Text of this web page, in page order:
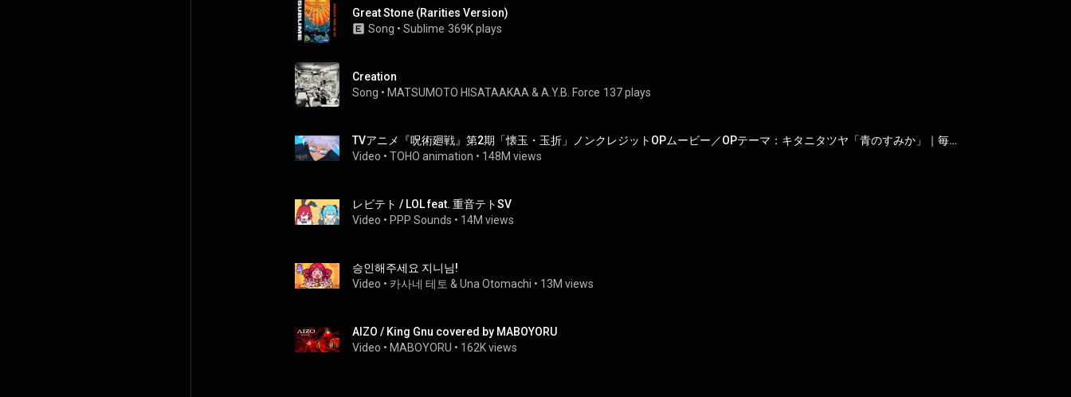
Great Stone (Rarities Version)
Song • Sublime 369K plays
Creation
Song • MATSUMOTO HISATAAKAA & A.Y.B. Force 137 plays
TVアニメ『呪術廻戦』第2期「懐玉・玉折」ノンクレジットOPムービー／OPテーマ：キタニタツヤ「青のすみか」｜毎週木曜夜11時56分～MBS/TBS系列全国28局にて放送中!!
Video • TOHO animation • 148M views
レビテト / LOL feat. 重音テトSV
Video • PPP Sounds • 14M views
승인해주세요 지니님!
Video • 카사네 테토 & Una Otomachi • 13M views
AIZO / King Gnu covered by MABOYORU
Video • MABOYORU • 162K views